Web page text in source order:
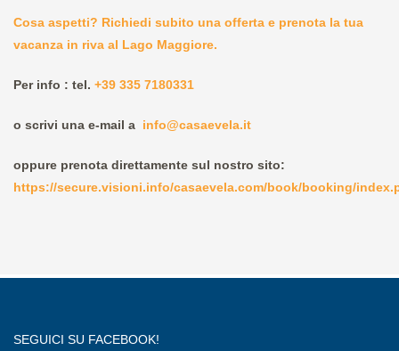
Cosa aspetti? Richiedi subito una offerta e prenota la tua
vacanza in riva al Lago Maggiore.
Per info : tel. +39 335 7180331
o scrivi una e-mail a info@casaevela.it
oppure prenota direttamente sul nostro sito:
https://secure.visioni.info/casaevela.com/book/booking/
SEGUICI SU FACEBOOK!